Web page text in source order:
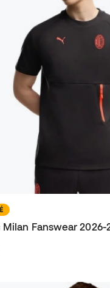
Milan Fanswear 2026-